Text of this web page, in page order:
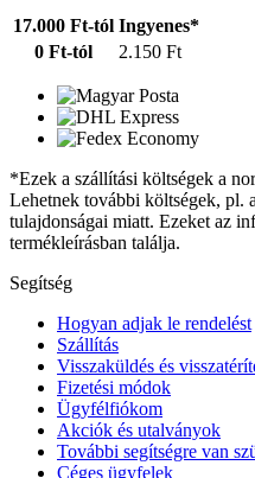
17.000 Ft-tól Ingyenes*
0 Ft-tól
2.150 Ft
*Ezek a szállítási költségek a
Lehetnek további költségek, pl.
tulajdonságai miatt. Ezeket az
termékleírásban találja.
Segítség
Hogyan adjak le rendelést
Szállítás
Visszaküldés és
Fizetési módok
Ügyfélfiókom
Akciók és utalványok
További segítségre van
Céges ügyfelek